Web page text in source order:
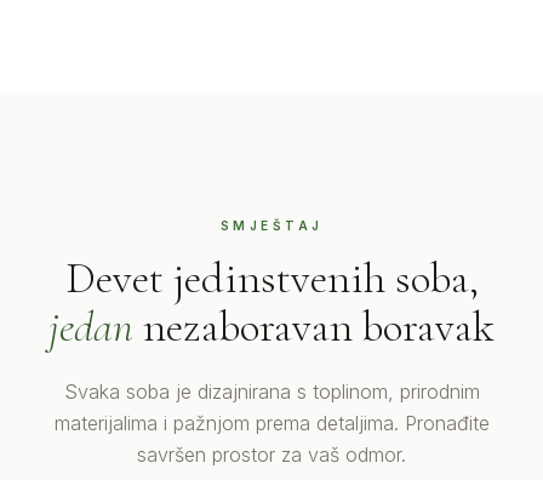
SMJEŠTAJ
Devet jedinstvenih soba,
jedan nezaboravan boravak
Svaka soba je dizajnirana s toplinom, prirodnim
materijalima i pažnjom prema detaljima. Pronađite
savršen prostor za vaš odmor.